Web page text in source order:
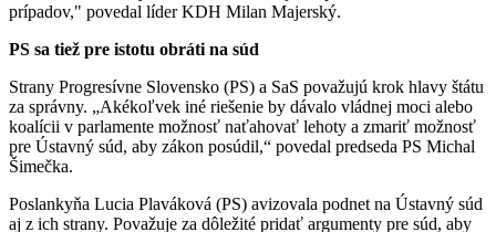
prípadov," povedal líder KDH Milan Majerský.
PS sa tiež pre istotu obráti na súd
Strany Progresívne Slovensko (PS) a SaS považujú krok hlavy štátu
za správny. „Akékoľvek iné riešenie by dávalo vládnej moci alebo
koalícii v parlamente možnosť naťahovať lehoty a zmariť možnosť
pre Ústavný súd, aby zákon posúdil,“ povedal predseda PS Michal
Šimečka.
Poslankyňa Lucia Plaváková (PS) avizovala podnet na Ústavný súd
aj z ich strany. Považuje za dôležité pridať argumenty pre súd, aby